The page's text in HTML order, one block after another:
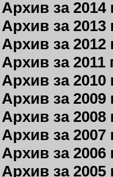
Архив за 2014
Архив за 2013
Архив за 2012
Архив за 2011
Архив за 2010
Архив за 2009
Архив за 2008
Архив за 2007
Архив за 2006
Архив за 2005